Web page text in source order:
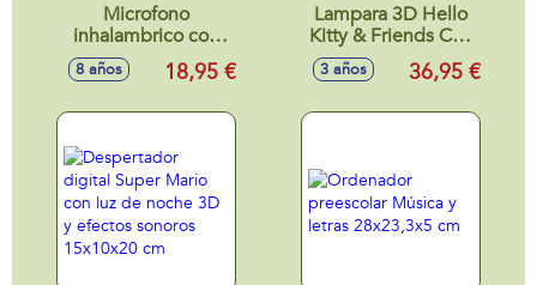
Microfono
inhalambrico con
karaoke 22x6,5 cm
8 años 18,95 €
Lampara 3D Hello
Kitty & Friends Con
Despertador y
Fecha
3 años 36,95 €